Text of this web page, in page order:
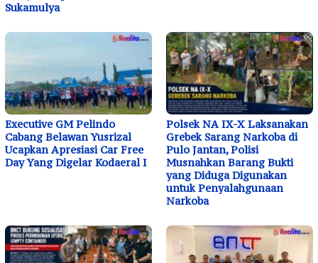
Sukamulya
Executive GM Pelindo
Cabang Belawan Yusrizal
Ucapkan Apresiasi Car Free
Day Yang Digelar Kodaeral I
Polsek NA IX-X Laksanakan
Grebek Sarang Narkoba di
Pulo Jantan, Polisi
Musnahkan Barang Bukti
yang Diduga Digunakan
untuk Penyalahgunaan
Narkoba